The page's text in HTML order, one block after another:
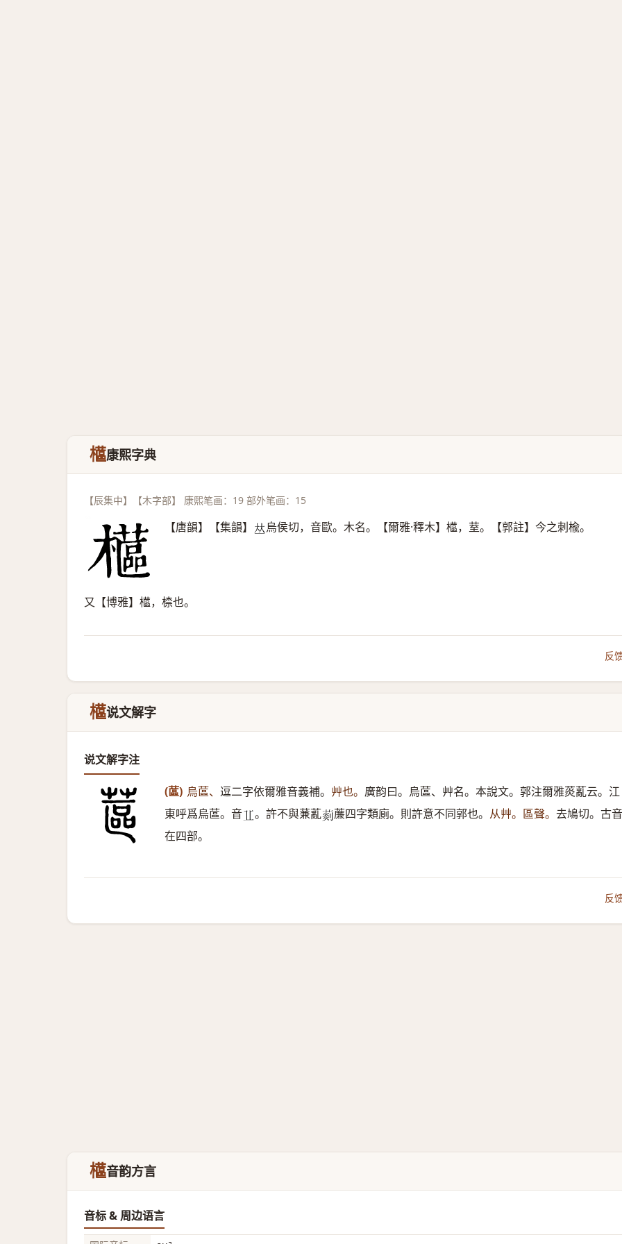
櫙康熙字典
【辰集中】【木字部】 康熙笔画：19 部外笔画：15
【唐韻】【集韻】 𠀤烏侯切，音歐。木名。【爾雅·釋木】櫙，荎。【郭註】今之刺楡。
又【博雅】櫙，㮏也。
反
櫙说文解字
说文解字注
(蓲) 烏蓲、 逗二字依爾雅音義補。 艸也。 廣韵曰。烏蓲、艸名。本說文。郭注爾雅菼薍云。江
東呼爲烏蓲。音𠀌 。許不與蒹薍𦵹 薕四字類廁。則許意不同郭也。 从艸。區聲。 去鳩切。古音
在四部。
反
櫙音韵方言
音标 & 周边语言